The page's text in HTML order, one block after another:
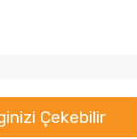
Çekebilir